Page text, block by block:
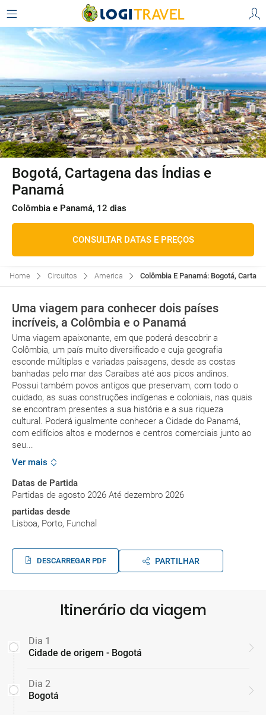
Bogotá, Cartagena das Índias e
Panamá
Colômbia e Panamá, 12 dias
CONSULTAR DATAS E PREÇOS
Home Circuitos America Colômbia E Panamá: Bogotá,
Uma viagem para conhecer dois países
incríveis, a Colômbia e o Panamá
Uma viagem apaixonante, em que poderá descobrir a
Colômbia, um país muito diversificado e cuja geografia
esconde múltiplas e variadas paisagens, desde as costas
banhadas pelo mar das Caraíbas até aos picos andinos.
Possui também povos antigos que preservam, com todo o
cuidado, as suas construções indígenas e coloniais, nas quais
se encontram presentes a sua história e a sua riqueza
cultural. Poderá igualmente conhecer a Cidade do Panamá,
com edifícios altos e modernos e centros comerciais junto ao
seu...
Ver mais
Datas de Partida
Partidas de agosto 2026 Até dezembro 2026
partidas desde
Lisboa, Porto, Funchal
DESCARREGAR PDF PARTILHAR
Itinerário da viagem
Dia 1
Cidade de origem - Bogotá
Dia 2
Bogotá